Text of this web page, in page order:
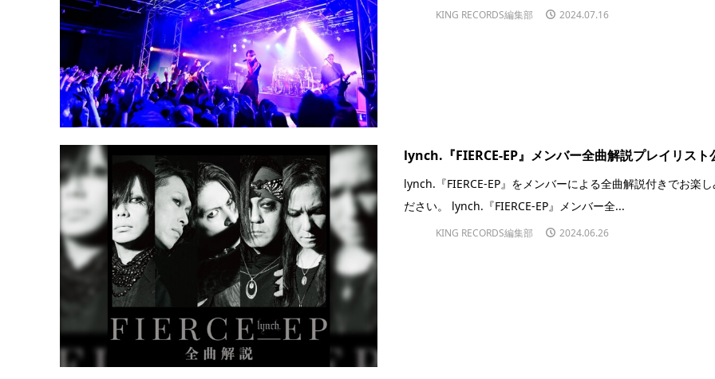
KING RECORDS編集部 2024.07.16
lynch.『FIERCE-EP』メンバー全曲解説プレイリスト
lynch.『FIERCE-EP』をメンバーによる全曲解説付きでお楽
ださい。 lynch.『FIERCE-EP』メンバー全...
KING RECORDS編集部 2024.06.26